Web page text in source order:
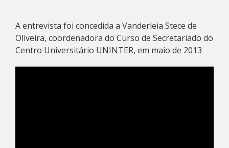
A entrevista foi concedida a Vanderleia Stece de
Oliveira, coordenadora do Curso de Secretariado do
Centro Universitário UNINTER, em maio de 2013